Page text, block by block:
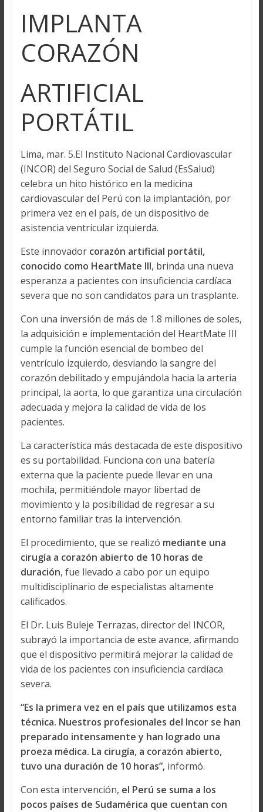
IMPLANTA
CORAZÓN
ARTIFICIAL
PORTÁTIL
Lima, mar. 5.El Instituto Nacional Cardiovascular
(INCOR) del Seguro Social de Salud (EsSalud)
celebra un hito histórico en la medicina
cardiovascular del Perú con la implantación, por
primera vez en el país, de un dispositivo de
asistencia ventricular izquierda.
Este innovador corazón artificial portátil,
conocido como HeartMate III, brinda una nueva
esperanza a pacientes con insuficiencia cardíaca
severa que no son candidatos para un trasplante.
Con una inversión de más de 1.8 millones de soles,
la adquisición e implementación del HeartMate III
cumple la función esencial de bombeo del
ventrículo izquierdo, desviando la sangre del
corazón debilitado y empujándola hacia la arteria
principal, la aorta, lo que garantiza una circulación
adecuada y mejora la calidad de vida de los
pacientes.
La característica más destacada de este dispositivo
es su portabilidad. Funciona con una batería
externa que la paciente puede llevar en una
mochila, permitiéndole mayor libertad de
movimiento y la posibilidad de regresar a su
entorno familiar tras la intervención.
El procedimiento, que se realizó mediante una
cirugía a corazón abierto de 10 horas de
duración, fue llevado a cabo por un equipo
multidisciplinario de especialistas altamente
calificados.
El Dr. Luis Buleje Terrazas, director del INCOR,
subrayó la importancia de este avance, afirmando
que el dispositivo permitirá mejorar la calidad de
vida de los pacientes con insuficiencia cardíaca
severa.
“Es la primera vez en el país que utilizamos esta
técnica. Nuestros profesionales del Incor se han
preparado intensamente y han logrado una
proeza médica. La cirugía, a corazón abierto,
tuvo una duración de 10 horas”,informó.
Con esta intervención, el Perú se suma a los
pocos países de Sudamérica que cuentan con